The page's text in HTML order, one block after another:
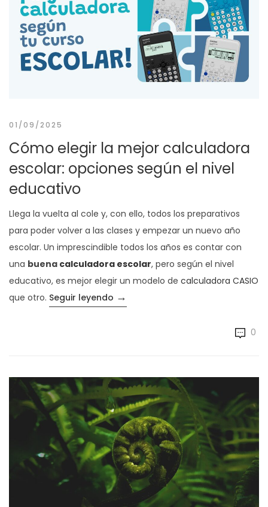
01/09/2025
Cómo elegir la mejor calculadora
escolar: opciones según el nivel
educativo
Llega la vuelta al cole y, con ello, todos los preparativos
para poder volver a las clases y empezar un nuevo año
escolar. Un imprescindible todos los años es contar con
una buena calculadora escolar, pero según el nivel
educativo, es mejor elegir un modelo de calculadora CASIO
que otro. Seguir leyendo «Cómo elegir la mejor
→
0